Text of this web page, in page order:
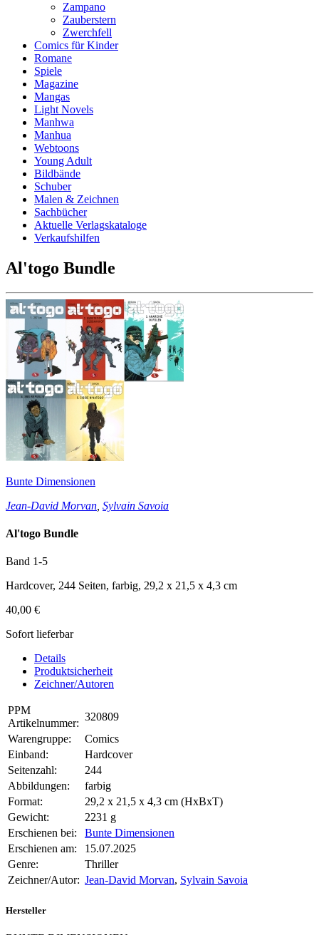
Zampano
Zauberstern
Zwerchfell
Comics für Kinder
Romane
Spiele
Magazine
Mangas
Light Novels
Manhwa
Manhua
Webtoons
Young Adult
Bildbände
Schuber
Malen & Zeichnen
Sachbücher
Aktuelle Verlagskataloge
Verkaufshilfen
Al'togo Bundle
Bunte Dimensionen
Jean-David Morvan Sylvain Savoia
Al'togo Bundle
Band 1-5
Hardcover, 244 Seiten, farbig, 29,2 x 21,5 x 4,3 cm
40,00 €
Sofort lieferbar
Details
Produktsicherheit
Zeichner/Autoren
PPM
Artikelnummer:
320809
Warengruppe:
Comics
Einband:
Hardcover
Seitenzahl:
244
Abbildungen:
farbig
Format:
29,2 x 21,5 x 4,3 cm (HxBxT)
Gewicht:
2231 g
Erschienen bei:
Bunte Dimensionen
Erschienen am:
15.07.2025
Genre:
Thriller
Zeichner/Autor: Jean-David Morvan, Sylvain Savoia
Hersteller